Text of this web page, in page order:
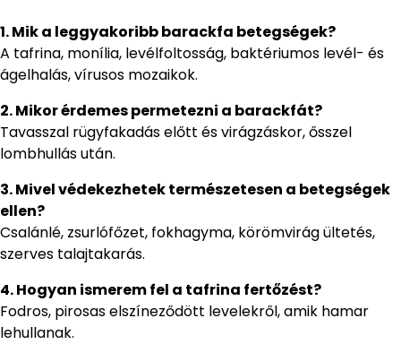
1. Mik a leggyakoribb barackfa betegségek?
A tafrina, monília, levélfoltosság, baktériumos levél- és
ágelhalás, vírusos mozaikok.
2. Mikor érdemes permetezni a barackfát?
Tavasszal rügyfakadás előtt és virágzáskor, ősszel
lombhullás után.
3. Mivel védekezhetek természetesen a betegségek
ellen?
Csalánlé, zsurlófőzet, fokhagyma, körömvirág ültetés,
szerves talajtakarás.
4. Hogyan ismerem fel a tafrina fertőzést?
Fodros, pirosas elszíneződött levelekről, amik hamar
lehullanak.